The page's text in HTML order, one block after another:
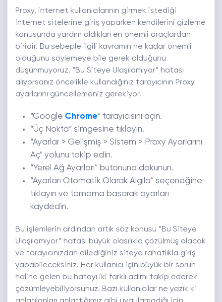
Proxy, internet kullanıcılarının girmek istediği
internet sitelerine giriş yaparken kendilerini gizleme
konusunda yardım aldıkları en önemli araçlardan
biridir. Bu sebeple ilgili kavramın ne kadar önemli
olduğunu söylemeye bile gerek olduğunu
düşünmüyoruz. “Bu Siteye Ulaşılamıyor” hatası
alıyorsanız öncelikle kullandığınız tarayıcının Proxy
ayarlarını güncellemeniz gerekiyor.
“Google Chrome” tarayıcısını açın.
“Üç Nokta” simgesine tıklayın.
“Ayarlar > Gelişmiş > Sistem > Proxy Ayarlarını
Aç” yolunu takip edin.
“Yerel Ağ Ayarları” butonuna dokunun.
“Ayarları Otomatik Olarak Algıla” seçeneğine
tıklayın ve tamama basarak ayarları
kaydedin.
Bu işlemlerin ardından artık söz konusu “Bu Siteye
Ulaşılamıyor” hatası büyük olasılıkla çözülmüş olacak
ve tarayıcınızdan dilediğiniz siteye rahatlıkla giriş
yapabileceksiniz. Her kullanıcı için büyük bir sorun
haline gelen bu hatayı iki farklı adımı takip ederek
çözümleyebiliyorsunuz. Bazı kullanıcılar ne yazık ki